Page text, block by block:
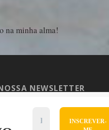
na minha alma!
NEWSLETTER